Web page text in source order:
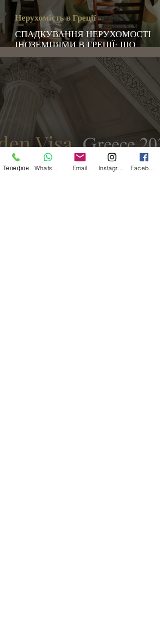
СПАДКУВАННЯ НЕРУХОМОСТІ
ІНОЗЕМЦЯМИ В ГРЕЦІЇ: ЩО
ПОТРІБНО ЗНАТИ
Нерухомість в Греції
Телефон Email